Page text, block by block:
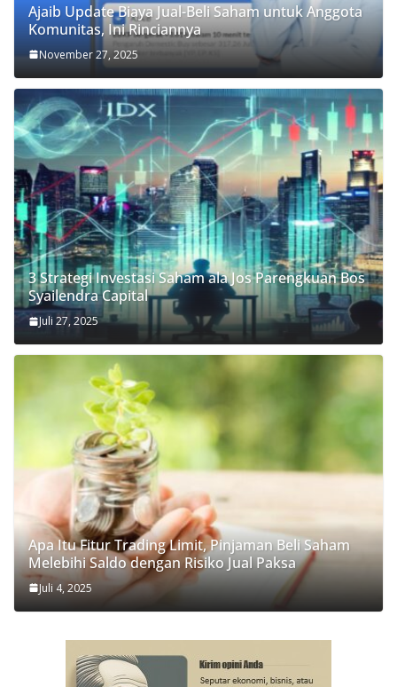
Ajaib Update Biaya Jual-Beli Saham untuk Anggota
Komunitas, Ini Rinciannya
November 27, 2025
3 Strategi Investasi Saham ala Jos Parengkuan Bos
Syailendra Capital
Juli 27, 2025
Apa Itu Fitur Trading Limit, Pinjaman Beli Saham
Melebihi Saldo dengan Risiko Jual Paksa
Juli 4, 2025